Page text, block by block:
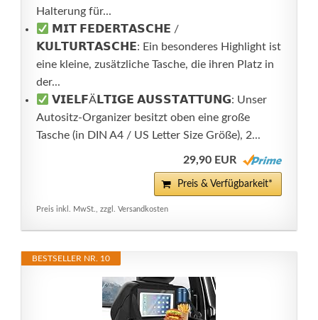
Halterung für...
𝗠𝗜𝗧 𝗙𝗘𝗗𝗘𝗥𝗧𝗔𝗦𝗖𝗛𝗘 /
𝗞𝗨𝗟𝗧𝗨𝗥𝗧𝗔𝗦𝗖𝗛𝗘: Ein besonderes Highlight ist
eine kleine, zusätzliche Tasche, die ihren Platz in
der...
𝗩𝗜𝗘𝗟𝗙Ä𝗟𝗧𝗜𝗚𝗘 𝗔𝗨𝗦𝗦𝗧𝗔𝗧𝗧𝗨𝗡𝗚: Unser
Autositz-Organizer besitzt oben eine große
Tasche (in DIN A4 / US Letter Size Größe), 2...
29,90 EUR
Preis & Verfügbarkeit*
Preis inkl. MwSt., zzgl. Versandkosten
BESTSELLER NR. 10